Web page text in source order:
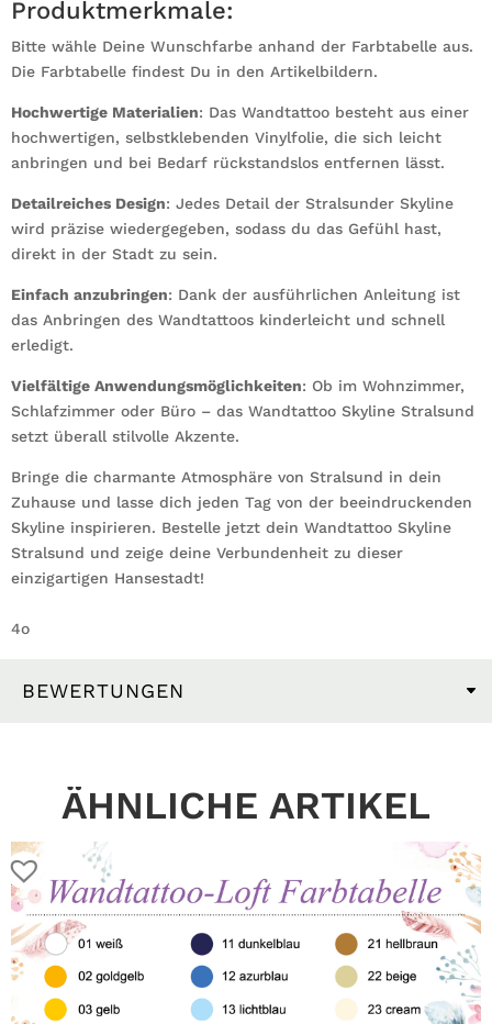
Produktmerkmale:
Bitte wähle Deine Wunschfarbe anhand der Farbtabelle aus.
Die Farbtabelle findest Du in den Artikelbildern.
Hochwertige Materialien: Das Wandtattoo besteht aus einer
hochwertigen, selbstklebenden Vinylfolie, die sich leicht
anbringen und bei Bedarf rückstandslos entfernen lässt.
Detailreiches Design: Jedes Detail der Stralsunder Skyline
wird präzise wiedergegeben, sodass du das Gefühl hast,
direkt in der Stadt zu sein.
Einfach anzubringen: Dank der ausführlichen Anleitung ist
das Anbringen des Wandtattoos kinderleicht und schnell
erledigt.
Vielfältige Anwendungsmöglichkeiten: Ob im Wohnzimmer,
Schlafzimmer oder Büro – das Wandtattoo Skyline Stralsund
setzt überall stilvolle Akzente.
Bringe die charmante Atmosphäre von Stralsund in dein
Zuhause und lasse dich jeden Tag von der beeindruckenden
Skyline inspirieren. Bestelle jetzt dein Wandtattoo Skyline
Stralsund und zeige deine Verbundenheit zu dieser
einzigartigen Hansestadt!
4o
BEWERTUNGEN
ÄHNLICHE ARTIKEL